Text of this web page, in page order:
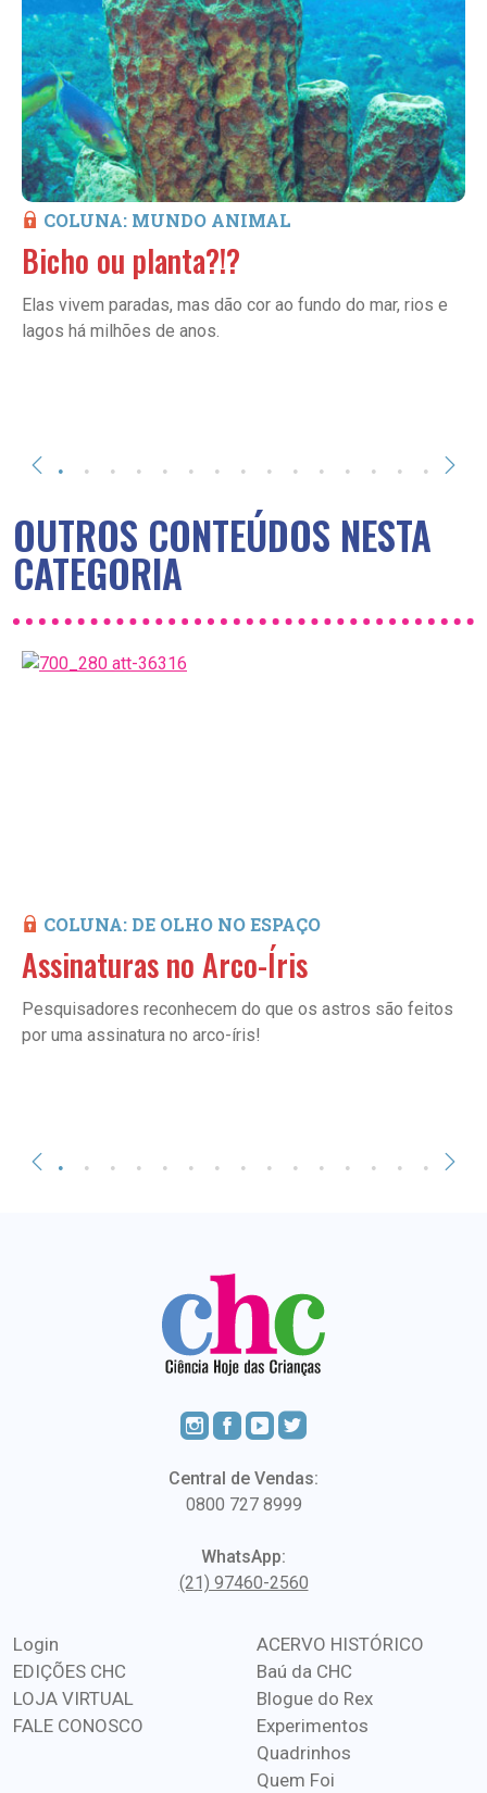
COLUNA: MUNDO ANIMAL
Bicho ou planta?!?
Elas vivem paradas, mas dão cor ao fundo do mar, rios e
lagos há milhões de anos.
OUTROS CONTEÚDOS NESTA
CATEGORIA
COLUNA: DE OLHO NO ESPAÇO
Assinaturas no Arco-Íris
Pesquisadores reconhecem do que os astros são feitos
por uma assinatura no arco-íris!
Central de Vendas:
0800 727 8999
WhatsApp:
(21) 97460-2560
Login
EDIÇÕES CHC
LOJA VIRTUAL
FALE CONOSCO
ACERVO HISTÓRICO
Baú da CHC
Blogue do Rex
Experimentos
Quadrinhos
Quem Foi